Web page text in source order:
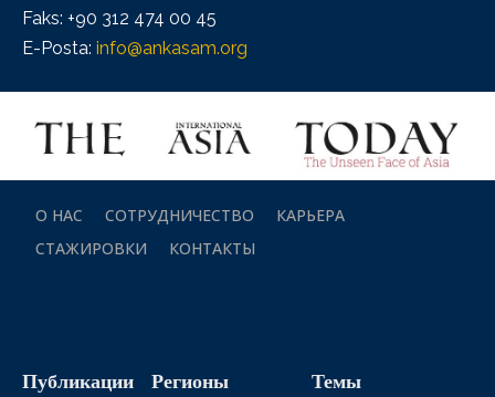
Faks: +90 312 474 00 45
E-Posta: info@ankasam.org
О НАС СОТРУДНИЧЕСТВО
КАРЬЕРА
СТАЖИРОВКИ
КОНТАКТЫ
Публикации Регионы Темы